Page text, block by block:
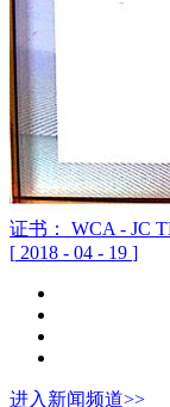
证书： WCA - JC
[ 2018 - 04 - 19 ]
进入 新闻频道>>